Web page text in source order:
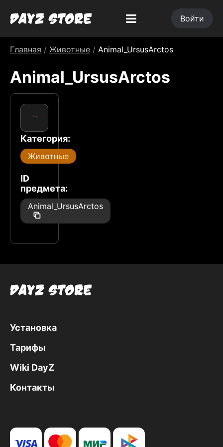
Войти
Главная / Животные / Animal_UrsusArctos
Animal_UrsusArctos
Категория:
Животные
ID
предмета:
Animal_UrsusArctos
Установка
Тарифы
Wiki DayZ
Контакты